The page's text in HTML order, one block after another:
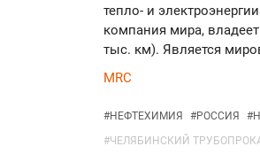
тепло- и
компания мира,
тыс. км). Является
MRC
#НЕФТЕХИМИЯ #РОССИЯ #
#ЧЕЛЯБИНСКИЙ